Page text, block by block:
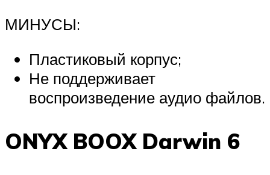
МИНУСЫ:
Пластиковый корпус;
Не поддерживает
воспроизведение аудио файлов.
ONYX BOOX Darwin 6